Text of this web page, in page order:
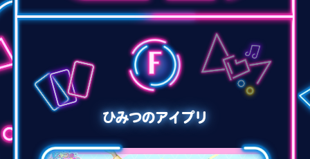
ひみつのアイプリ